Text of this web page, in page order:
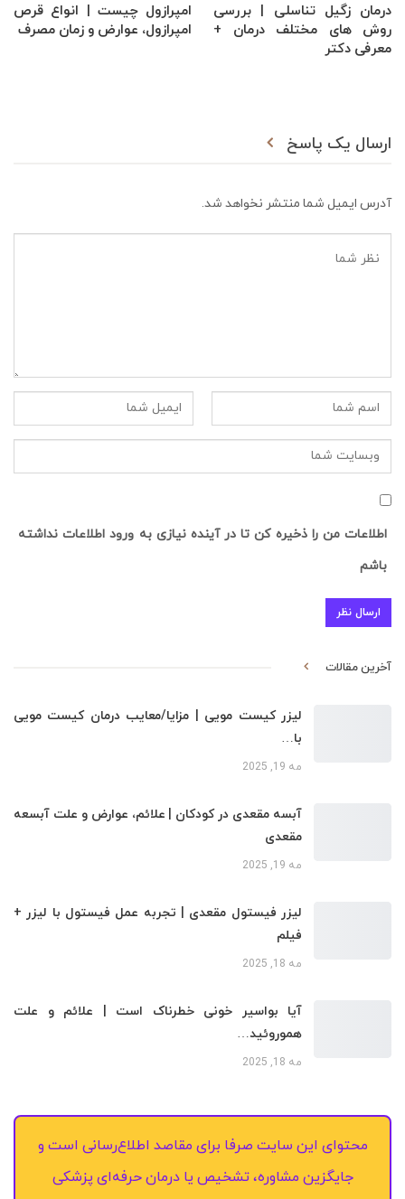
درمان زگیل تناسلی | بررسی
روش های مختلف درمان +
معرفی دکتر
امپرازول چیست | انواع قرص
امپرازول، عوارض و زمان مصرف
ارسال یک پاسخ
آدرس ایمیل شما منتشر نخواهد شد.
اطلاعات من را ذخیره کن تا در آینده نیازی به ورود اطلاعات نداشته
باشم
آخرین مقالات
لیزر کیست مویی | مزایا/معایب درمان کیست مویی
با…
مه 19, 2025
آبسه مقعدی در کودکان | علائم، عوارض و علت آبسعه
مقعدی
مه 19, 2025
لیزر فیستول مقعدی | تجربه عمل فیستول با لیزر +
فیلم
مه 18, 2025
آیا بواسیر خونی خطرناک است | علائم و علت
هموروئید…
مه 18, 2025
محتوای این سایت صرفا برای مقاصد اطلاع‌رسانی است و
جایگزین مشاوره، تشخیص یا درمان حرفه‌ای پزشکی